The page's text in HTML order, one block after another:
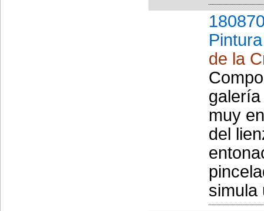
Pintura
de la
muy
del
simula